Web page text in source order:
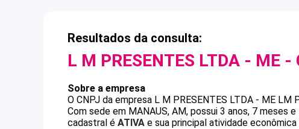
Resultados da consulta:
L M PRESENTES LTDA - ME -
Sobre a empresa
O CNPJ da empresa L M PRESENTES LTDA - ME LM
Com sede em MANAUS, AM, possui 3 anos, 7 meses
cadastral é ATIVA e sua principal atividade